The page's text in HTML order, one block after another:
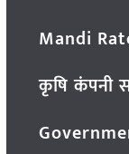
Mandi
कृषि कंपनी